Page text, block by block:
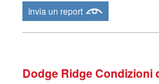
Invia un report
Dodge Ridge Condizioni